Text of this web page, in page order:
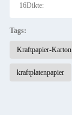
16Dikte:
Tags:
Kraftpapier-Karton
kraftplatenpapier